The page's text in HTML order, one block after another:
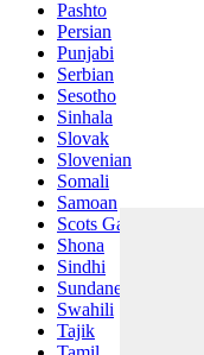
Pashto
Persian
Punjabi
Serbian
Sesotho
Sinhala
Slovak
Slovenian
Somali
Samoan
Scots Gaelic
Shona
Sindhi
Sundanese
Swahili
Tajik